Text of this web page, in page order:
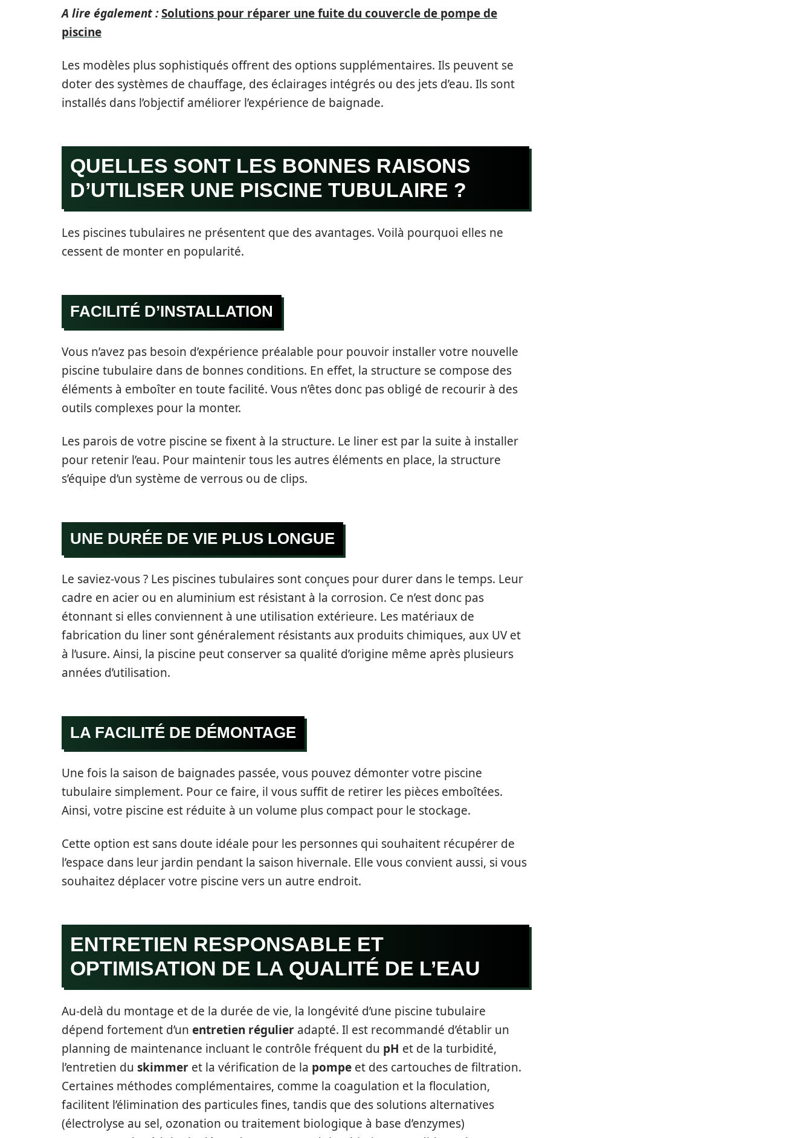
A lire également :Solutions pour réparer une fuite du couvercle de pompe de
piscine
Les modèles plus sophistiqués offrent des options supplémentaires. Ils peuvent se
doter des systèmes de chauffage, des éclairages intégrés ou des jets d’eau. Ils sont
installés dans l’objectif améliorer l’expérience de baignade.
QUELLES SONT LES BONNES RAISONS
D’UTILISER UNE PISCINE TUBULAIRE ?
Les piscines tubulaires ne présentent que des avantages. Voilà pourquoi elles ne
cessent de monter en popularité.
FACILITÉ D’INSTALLATION
Vous n’avez pas besoin d’expérience préalable pour pouvoir installer votre nouvelle
piscine tubulaire dans de bonnes conditions. En effet, la structure se compose des
éléments à emboîter en toute facilité. Vous n’êtes donc pas obligé de recourir à des
outils complexes pour la monter.
Les parois de votre piscine se fixent à la structure. Le liner est par la suite à installer
pour retenir l’eau. Pour maintenir tous les autres éléments en place, la structure
s’équipe d’un système de verrous ou de clips.
UNE DURÉE DE VIE PLUS LONGUE
Le saviez-vous ? Les piscines tubulaires sont conçues pour durer dans le temps. Leur
cadre en acier ou en aluminium est résistant à la corrosion. Ce n’est donc pas
étonnant si elles conviennent à une utilisation extérieure. Les matériaux de
fabrication du liner sont généralement résistants aux produits chimiques, aux UV et
à l’usure. Ainsi, la piscine peut conserver sa qualité d’origine même après plusieurs
années d’utilisation.
LA FACILITÉ DE DÉMONTAGE
Une fois la saison de baignades passée, vous pouvez démonter votre piscine
tubulaire simplement. Pour ce faire, il vous suffit de retirer les pièces emboîtées.
Ainsi, votre piscine est réduite à un volume plus compact pour le stockage.
Cette option est sans doute idéale pour les personnes qui souhaitent récupérer de
l’espace dans leur jardin pendant la saison hivernale. Elle vous convient aussi, si vous
souhaitez déplacer votre piscine vers un autre endroit.
ENTRETIEN RESPONSABLE ET
OPTIMISATION DE LA QUALITÉ DE L’EAU
Au-delà du montage et de la durée de vie, la longévité d’une piscine tubulaire
dépend fortement d’un entretien régulier adapté. Il est recommandé d’établir un
planning de maintenance incluant le contrôle fréquent du pH et de la turbidité,
l’entretien du skimmer et la vérification de la pompe et des cartouches de filtration.
Certaines méthodes complémentaires, comme la coagulation et la floculation,
facilitent l’élimination des particules fines, tandis que des solutions alternatives
(électrolyse au sel, ozonation ou traitement biologique à base d’enzymes)